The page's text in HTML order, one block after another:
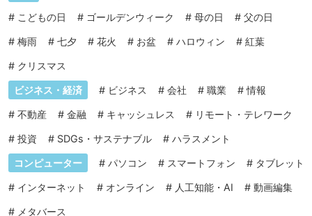
# こどもの日 # ゴールデンウィーク # 母の日 # 父の日
# 梅雨 # 七夕 # 花火 # お盆 # ハロウィン # 紅葉
# クリスマス
ビジネス・経済 # ビジネス # 会社 # 職業 #情報
# 不動産 # 金融 # キャッシュレス # リモート・テレワーク
# 投資 # SDGs・サステナブル # ハラスメント
コンピューター # パソコン # スマートフォン # タブレット
# インターネット # オンライン # 人工知能・AI # 動画編集
# メタバース